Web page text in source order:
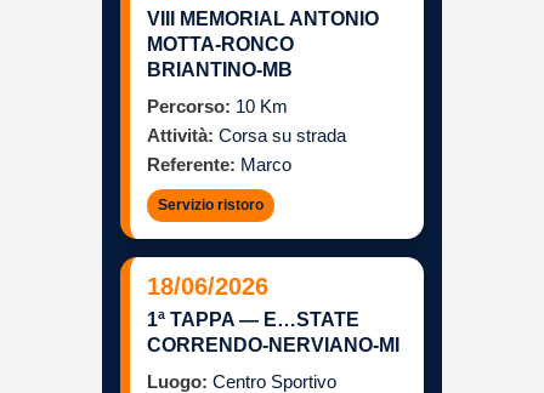
VIII MEMORIAL ANTONIO
MOTTA-RONCO
BRIANTINO-MB
Percorso: 10 Km
Attività: Corsa su strada
Referente: Marco
Servizio ristoro
18/06/2026
1ª TAPPA — E…STATE
CORRENDO-NERVIANO-MI
Luogo: Centro Sportivo